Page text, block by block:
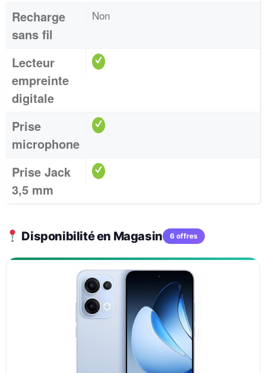
Recharge
sans fil
Non
Lecteur
empreinte
digitale
Prise
microphone
Prise Jack
3,5 mm
Disponibilité en Magasin 6 offres